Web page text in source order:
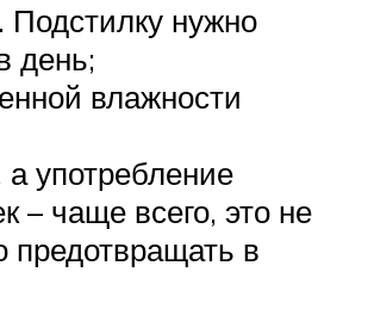
Подстилку нужно
день;
влажности
употребление
– чаще всего, это не
в